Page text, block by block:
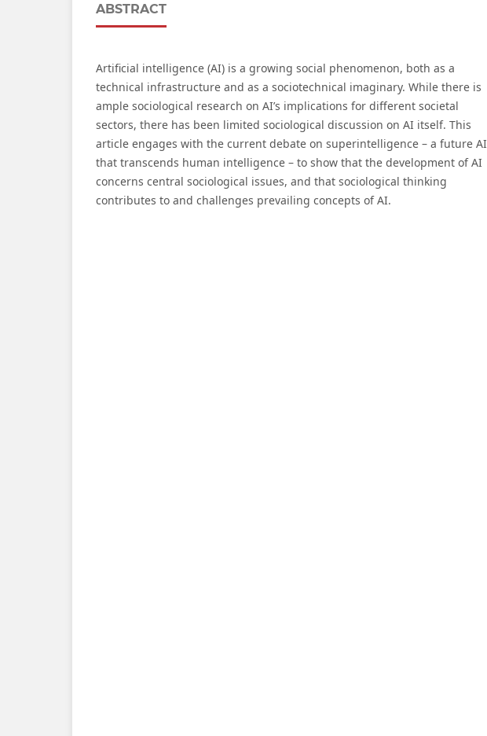
ABSTRACT
Artificial intelligence (AI) is a growing social phenomenon, both as a
technical infrastructure and as a sociotechnical imaginary. While there is
ample sociological research on AI’s implications for different societal
sectors, there has been limited sociological discussion on AI itself. This
article engages with the current debate on superintelligence – a future AI
that transcends human intelligence – to show that the development of AI
concerns central sociological issues, and that sociological thinking
contributes to and challenges prevailing concepts of AI.